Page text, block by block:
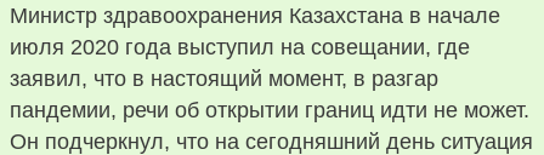
Министр здравоохранения Казахстана в начале
июля 2020 года выступил на совещании, где
заявил, что в настоящий момент, в разгар
пандемии, речи об открытии границ идти не может.
Он подчеркнул, что на сегодняшний день ситуация